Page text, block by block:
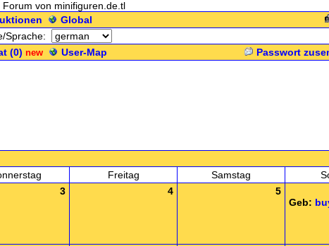
Forum von minifiguren.de.tl
Global
Sprache:
(0) new User-Map Passwort
Freitag Samstag
3 4 5
Geb: